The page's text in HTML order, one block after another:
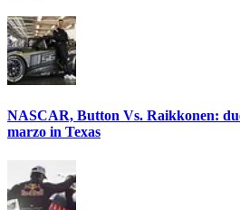
NASCAR, Button Vs. Raikkonen:
marzo in Texas